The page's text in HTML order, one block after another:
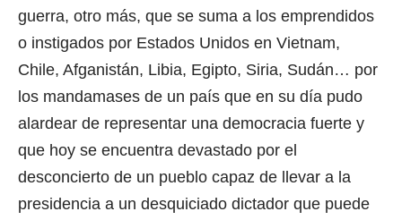
guerra, otro más, que se suma a los emprendidos
o instigados por Estados Unidos en Vietnam,
Chile, Afganistán, Libia, Egipto, Siria, Sudán… por
los mandamases de un país que en su día pudo
alardear de representar una democracia fuerte y
que hoy se encuentra devastado por el
desconcierto de un pueblo capaz de llevar a la
presidencia a un desquiciado dictador que puede